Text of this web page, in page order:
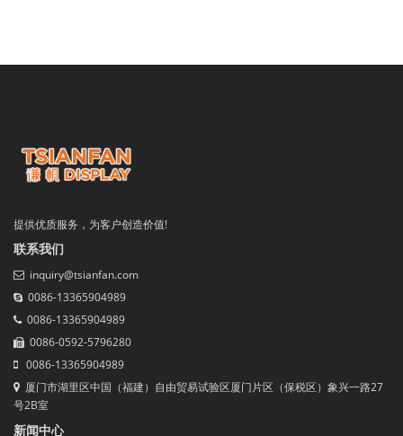
提供优质服务，为客户创造价值!
联系我们
inquiry@tsianfan.com
0086-13365904989
0086-13365904989
0086-0592-5796280
0086-13365904989
厦门市湖里区中国（福建）自由贸易试验区厦门片区（保税区）象兴一路27
号2B室
新闻中心